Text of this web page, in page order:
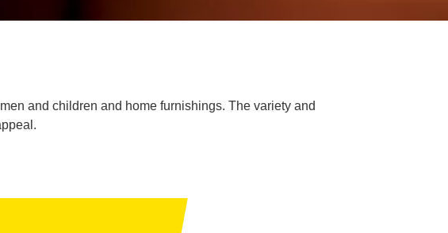
and children and home furnishings. The variety and